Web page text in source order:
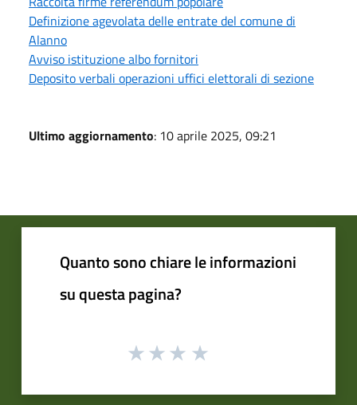
Definizione agevolata delle entrate del comune di
Alanno
Avviso istituzione albo fornitori
Deposito verbali operazioni uffici elettorali di sezione
Ultimo aggiornamento: 10 aprile 2025, 09:21
Quanto sono chiare le informazioni
su questa pagina?